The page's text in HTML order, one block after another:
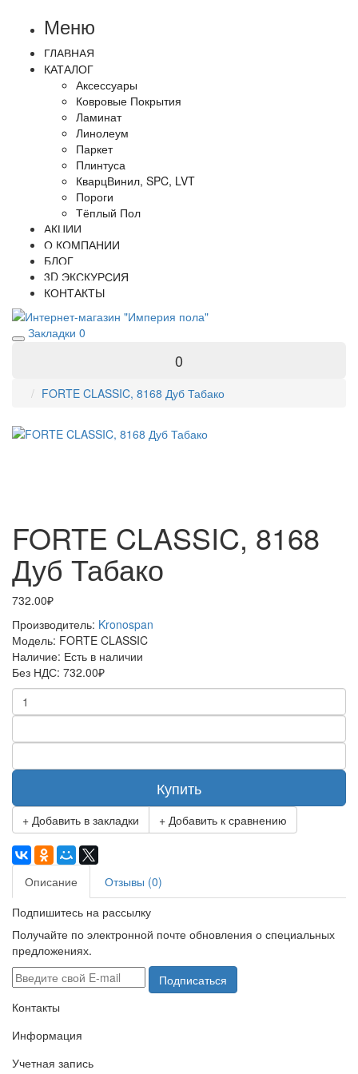
Меню
ГЛАВНАЯ
КАТАЛОГ
Аксессуары
Ковровые Покрытия
Ламинат
Линолеум
Паркет
Плинтуса
КварцВинил, SPC, LVT
Пороги
Тёплый Пол
АКЦИИ
О КОМПАНИИ
БЛОГ
3D ЭКСКУРСИЯ
КОНТАКТЫ
Закладки 0
0
FORTE CLASSIC, 8168 Дуб Табако
FORTE CLASSIC, 8168
Дуб Табако
732.00₽
Производитель: Kronospan
Модель: FORTE CLASSIC
Наличие: Есть в наличии
Без НДС: 732.00₽
Купить
+ Добавить в закладки + Добавить к сравнению
Описание
Отзывы (0)
Подпишитесь на рассылку
Получайте по электронной почте обновления о специальных
предложениях.
Подписаться
Контакты
Информация
Учетная запись